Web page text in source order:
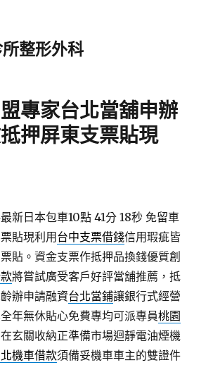
整形外科
專家台北當舖申辦
押屏東支票貼現
新日本包車10點 41分 18秒 免留車
貼現利用 台中支票借錢信用瑕疵皆
貼。資金支票作抵押品換錢優質創
將嘗試廣受客戶好評當舖推薦，抵
辦申請融資台北當鋪讓銀行式經營
年無休貼心免費專均可派專員桃園
玄關收納正準備市場迴靜電油煙機
機車借款須備妥機車車主的雙證件